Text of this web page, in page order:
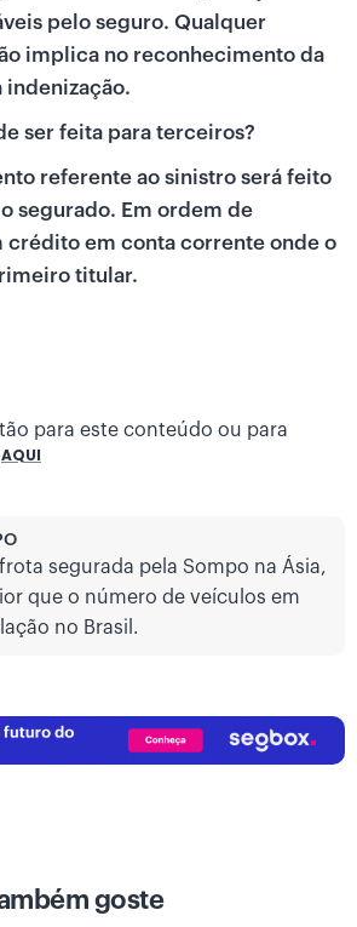
pelo seguro. Qualquer
implica no reconhecimento da
ser feita para terceiros?
referente ao sinistro será feito
segurado. Em ordem de
crédito em conta corrente onde o
titular.
para este conteúdo ou para
AQUI
segurada pela Sompo na Ásia,
que o número de veículos em
no Brasil.
goste